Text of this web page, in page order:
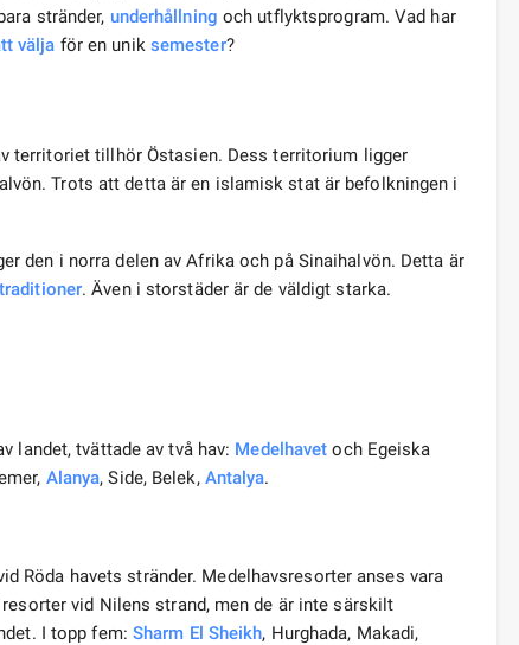
stränder, underhållning och utflyktsprogram. Vad har
välja för en unik semester?
territoriet tillhör Östasien. Dess territorium ligger
Trots att detta är en islamisk stat är befolkningen i
den i norra delen av Afrika och på Sinaihalvön. Detta är
traditioner. Även i storstäder är de väldigt starka.
landet, tvättade av två hav: Medelhavet och Egeiska
Alanya, Side, Belek, Antalya.
Röda havets stränder. Medelhavsresorter anses vara
vid Nilens strand, men de är inte särskilt
I topp fem: Sharm El Sheikh, Hurghada, Makadi,